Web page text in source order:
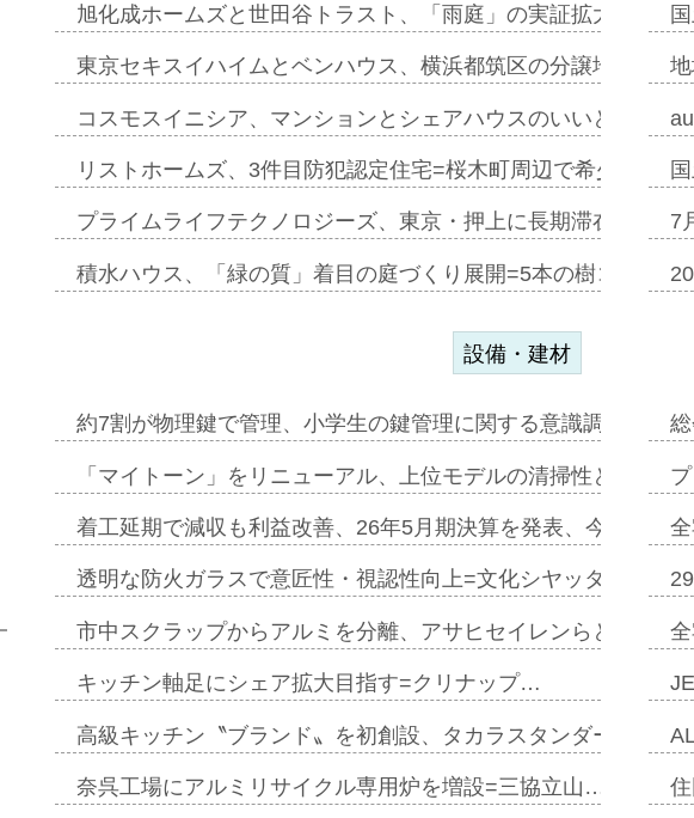
旭化成ホームズと世田谷トラスト、「雨庭」の実証拡大へ=ガ
東京セキスイハイムとベンハウス、横浜都筑区の分譲地開発で
コスモスイニシア、マンションとシェアハウスのいいとこどり
リストホームズ、3件目防犯認定住宅=桜木町周辺で希少価値
プライムライフテクノロジーズ、東京・押上に長期滞在型ホテ
積水ハウス、「緑の質」着目の庭づくり展開=5本の樹コンパ
7
設備・建材
約7割が物理鍵で管理、小学生の鍵管理に関する意識調査
「マイトーン」をリニューアル、上位モデルの清掃性と安全
着工延期で減収も利益改善、26年5月期決算を発表、今期は増
透明な防火ガラスで意匠性・視認性向上=文化シヤッター…
市中スクラップからアルミを分離、アサヒセイレンらと協働開
キッチン軸足にシェア拡大目指す=クリナップ…
高級キッチン〝ブランド〟を初創設、タカラスタンダードが新
奈呉工場にアルミリサイクル専用炉を増設=三協立山…